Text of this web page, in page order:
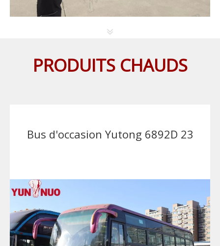
PRODUITS CHAUDS
Bus d'occasion Yutong 6892D 23